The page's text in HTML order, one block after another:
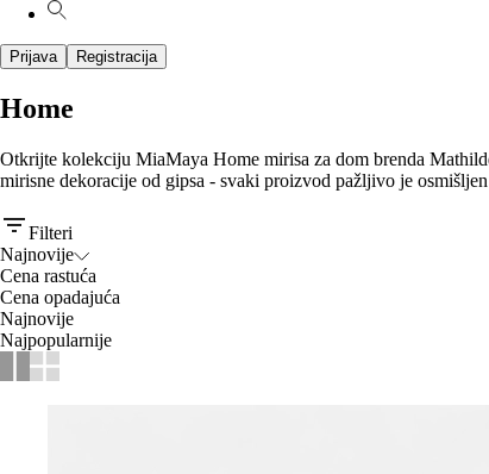
Prijava Registracija
Home
Otkrijte kolekciju MiaMaya Home mirisa za dom brenda
mirisne dekoracije od gipsa - svaki proizvod pažljivo je
Filteri
Najnovije
Cena rastuća
Cena opadajuća
Najnovije
Najpopularnije